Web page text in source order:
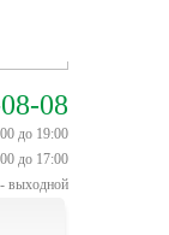
08
до 19:00
до 17:00
выходной